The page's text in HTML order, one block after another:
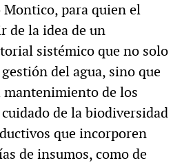
Montico, para quien el
de la idea de un
sistémico que no solo
del agua, sino que
de los
de la biodiversidad
que incorporen
de insumos, como de